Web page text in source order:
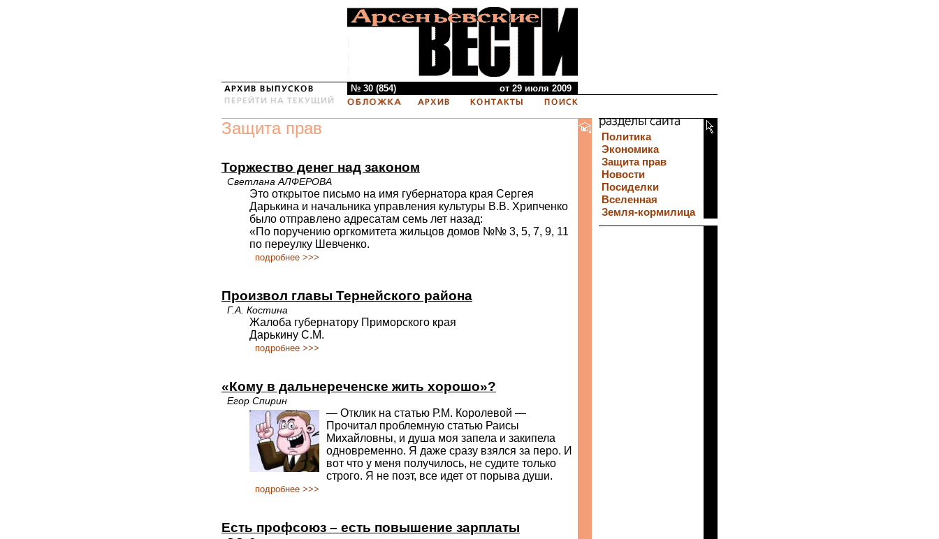
№ 30 (854) от 29 июля 2009
Защита прав
Торжество денег над законом
Светлана АЛФЕРОВА
Это открытое письмо на имя губернатора края Сергея
Дарькина и начальника управления культуры В.В. Хрипченко
было отправлено адресатам семь лет назад:
«По поручению оргкомитета жильцов домов №№ 3, 5, 7, 9, 11
по переулку Шевченко.
подробнее >>>
Произвол главы Тернейского района
Г.А. Костина
Жалоба губернатору Приморского края
Дарькину С.М.
подробнее >>>
«Кому в дальнереченске жить хорошо»?
Егор Спирин
— Отклик на статью Р.М. Королевой —
Прочитал проблемную статью Раисы
Михайловны, и душа моя запела и закипела
одновременно. Я даже сразу взялся за перо. И
вот что у меня получилось, не судите только
строго. Я не поэт, все идет от порыва души.
подробнее >>>
Есть профсоюз – есть повышение зарплаты
Политика
Экономика
Защита прав
Новости
Посиделки
Вселенная
Земля-кормилица